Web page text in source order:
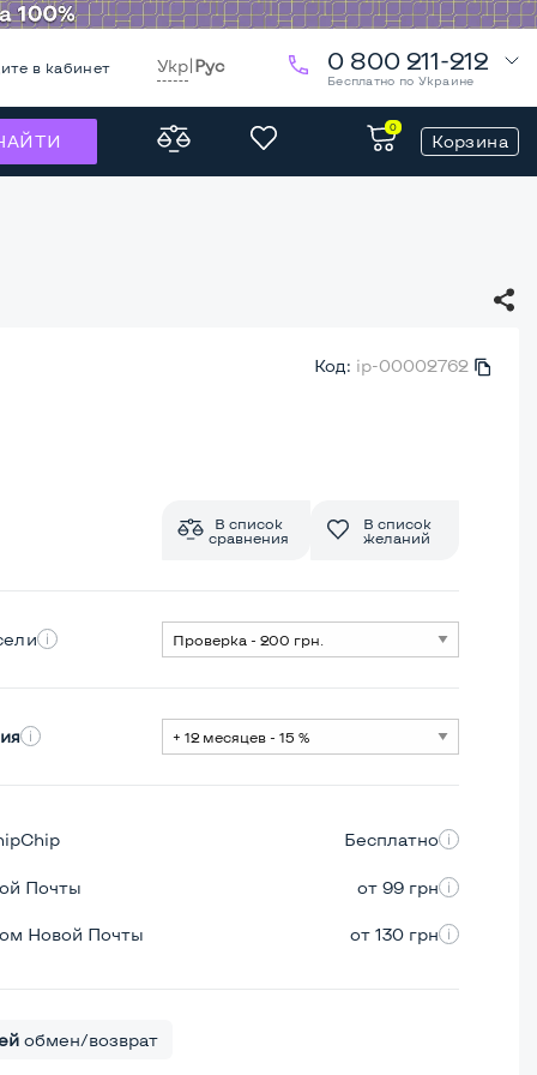
в кабинет Укр|Рус 0 800 211-212
Бесплатно по Украине
0
Корзина
Код: ip-00002762
В список
сравнения
В список
желаний
Бесплатно
Почты от 99 грн
Новой Почты от 130 грн
обмен/возврат